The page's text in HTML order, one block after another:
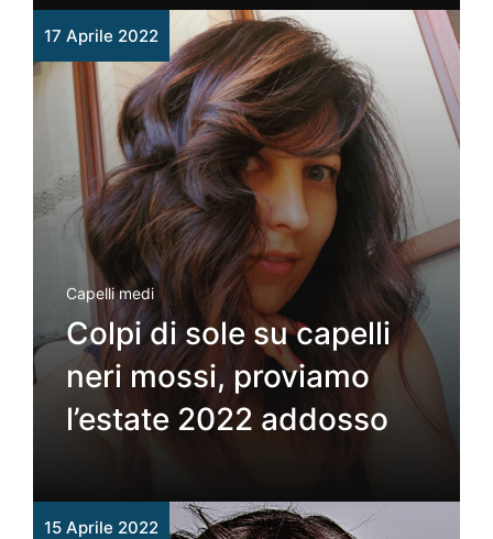
17 Aprile 2022
Capelli medi
Colpi di sole su capelli
neri mossi, proviamo
l’estate 2022 addosso
15 Aprile 2022